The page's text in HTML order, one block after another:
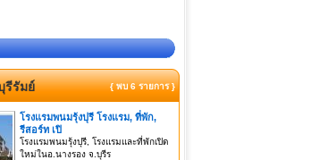
รีรัมย์ { พบ 6 รายการ }
โรงแรมพนมรุ้งปุรี โรงแรม, ที่พัก,
รีสอร์ท เปิ
โรงแรมพนมรุ้งปุรี, โรงแรมและที่พักเปิด
ใหม่ในอ.นางรอง จ.บุรีร